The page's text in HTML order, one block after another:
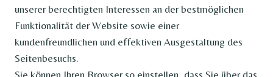
unserer berechtigten Interessen an der bestmöglichen
Funktionalität der Website sowie einer
kundenfreundlichen und effektiven Ausgestaltung des
Seitenbesuchs.